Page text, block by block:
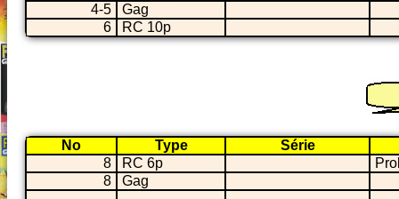
4-5
Gag
6
RC 10p
No Type
Série
8
RC 6p
8
Gag